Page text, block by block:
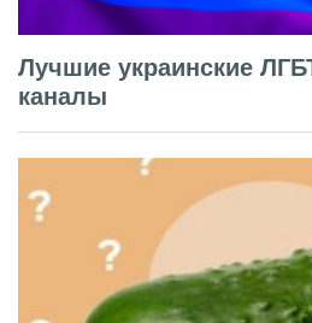
Лучшие украинские
каналы